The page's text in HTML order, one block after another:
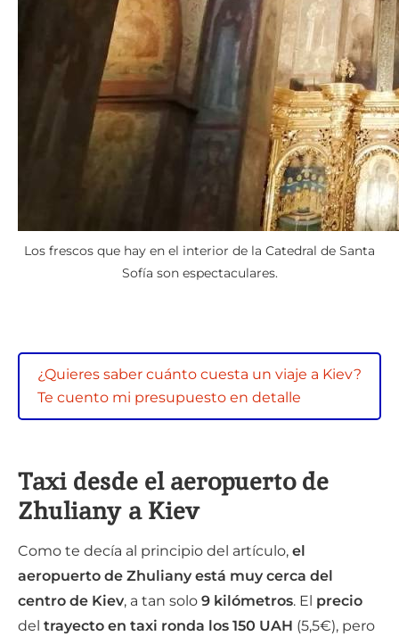
Los frescos que hay en el interior de la Catedral de Santa
Sofía son espectaculares.
¿Quieres saber cuánto cuesta un viaje a Kiev?
Te cuento mi presupuesto en detalle
Taxi desde el aeropuerto de
Zhuliany a Kiev
Como te decía al principio del artículo, el
aeropuerto de Zhuliany está muy cerca del
centro de Kiev, a tan solo 9 kilómetros. El precio
del trayecto en taxi ronda los 150 UAH (5,5€), pero